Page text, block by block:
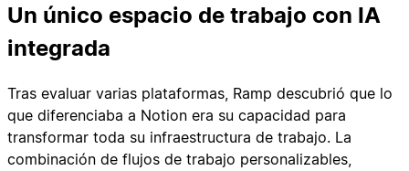
Un único espacio de trabajo con IA
integrada
Tras evaluar varias plataformas, Ramp descubrió que lo
que diferenciaba a Notion era su capacidad para
transformar toda su infraestructura de trabajo. La
combinación de flujos de trabajo personalizables,